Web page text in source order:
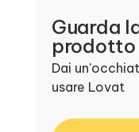
Guarda
prodotto
Dai
usare Lovat